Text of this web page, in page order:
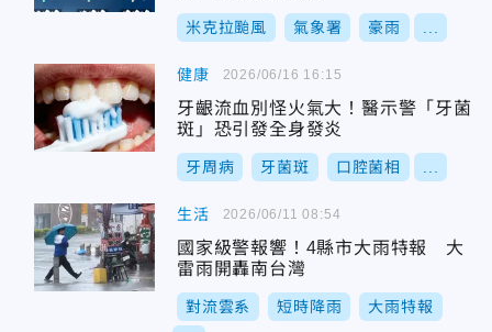
米克拉颱風 氣象署 豪雨
健康
牙齦流血別怪火氣大！醫示警「牙菌
斑」恐引發全身發炎
牙周病 牙菌斑 口腔菌相
2026/06/16 16:15
生活
國家級警報響！4縣市大雨特報 大
雷雨開轟南台灣
對流雲系 短時降雨 大雨特報
2026/06/11 08:54